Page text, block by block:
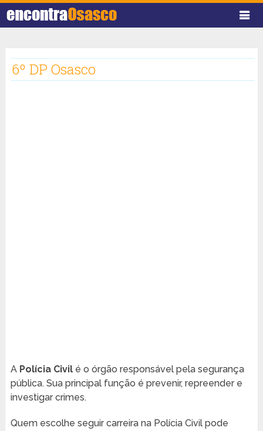
6º DP Osasco
A Polícia Civilé o órgão responsável pela segurança
pública. Sua principal função é prevenir, repreender e
investigar crimes.
Quem escolhe seguir carreira na Polícia Civil pode